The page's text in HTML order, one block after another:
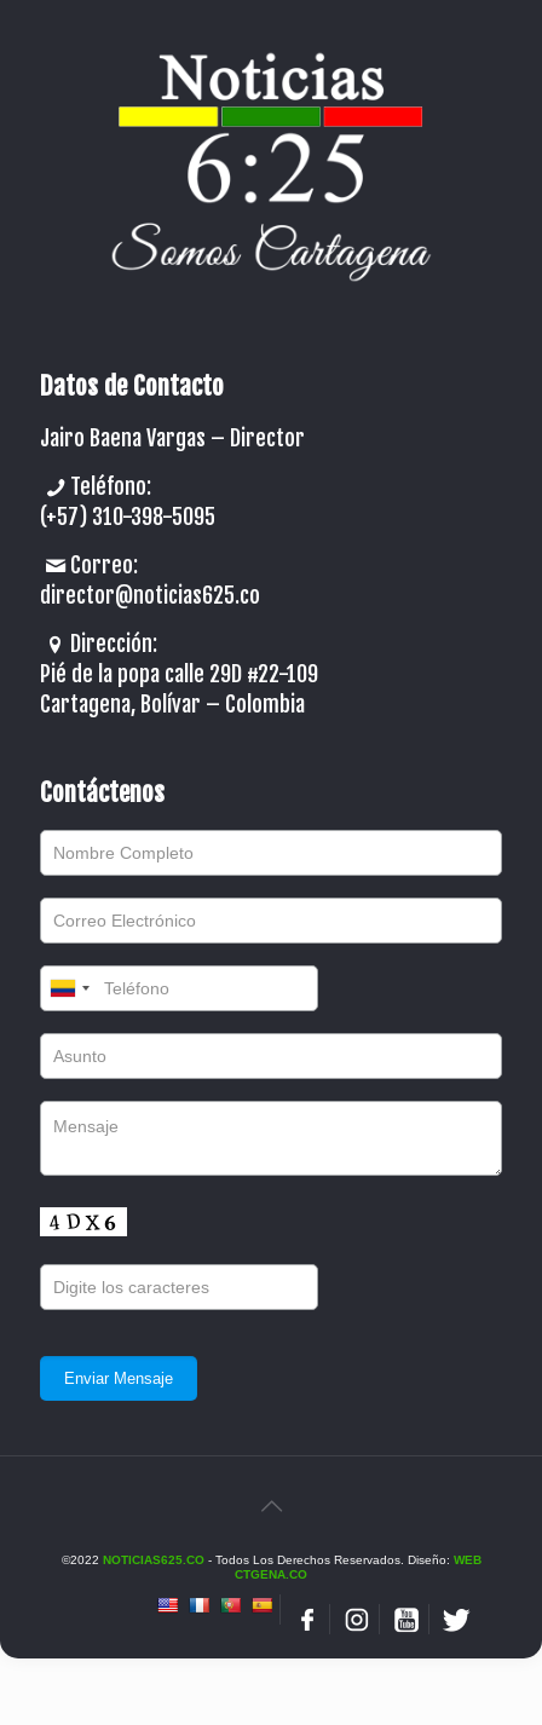
Datos de Contacto
Jairo Baena Vargas – Director
Teléfono:
(+57) 310-398-5095
Correo:
director@noticias625.co
Dirección:
Pié de la popa calle 29D #22-109
Cartagena, Bolívar – Colombia
Contáctenos
©2022 NOTICIAS625.CO- Todos Los Derechos Reservados. Diseño: WEB
CTGENA.CO